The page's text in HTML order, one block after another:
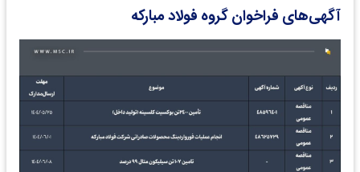
آگهی‌های فراخوان گروه فولاد مبارکه